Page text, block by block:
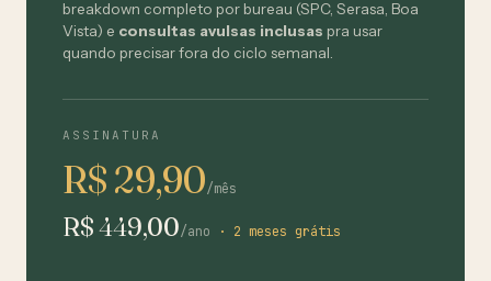
breakdown completo por bureau (SPC, Serasa, Boa
Vista) e consultas avulsas inclusas pra usar
quando precisar fora do ciclo semanal.
ASSINATURA
R$ 29,90/mês
R$ 449,00/ano · 2 meses grátis